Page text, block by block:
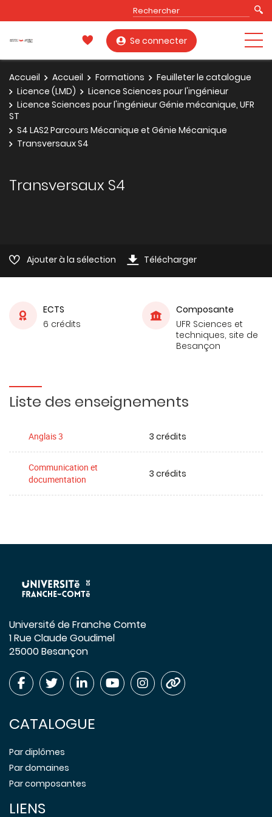
Se connecter
Accueil Accueil Formations
Feuilleter le catalogue
Licence (LMD)
Licence Sciences pour l'ingénieur
Licence Sciences pour l'ingénieur Génie mécanique, UFR
ST
S4 LAS2 Parcours Mécanique et Génie Mécanique
Transversaux S4
Transversaux S4
Ajouter à la sélection Télécharger
ECTS
6 crédits
Composante
UFR Sciences et
techniques, site de
Besançon
Liste des enseignements
Anglais 3 3 crédits
Communication et
documentation
3 crédits
Université de Franche Comte
1 Rue Claude Goudimel
25000 Besançon
CATALOGUE
Par diplômes
Par domaines
Par composantes
LIENS